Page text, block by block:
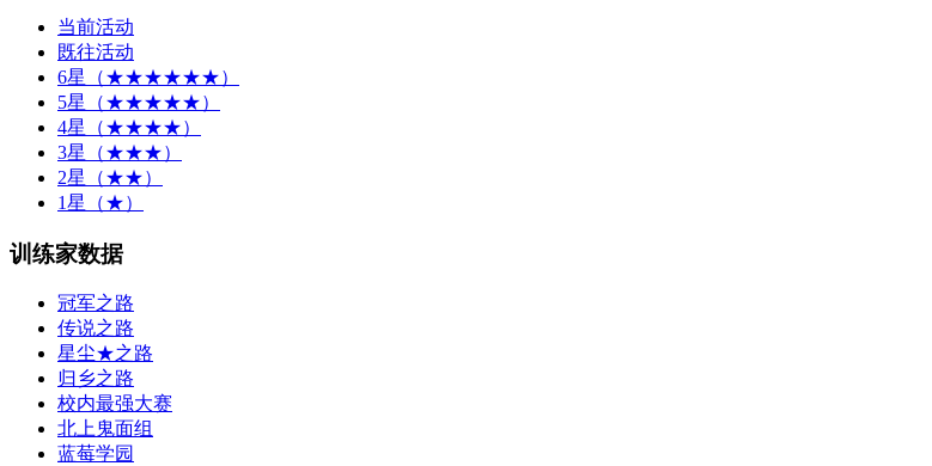
当前活动
既往活动
6星（★★★★★★）
5星（★★★★★）
4星（★★★★）
3星（★★★）
2星（★★）
1星（★）
训练家数据
冠军之路
传说之路
星尘★之路
归乡之路
校内最强大赛
北上鬼面组
蓝莓学园